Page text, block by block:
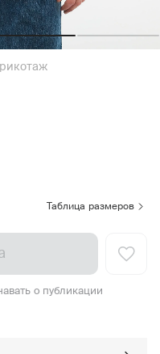
Таблица размеров
о публикации